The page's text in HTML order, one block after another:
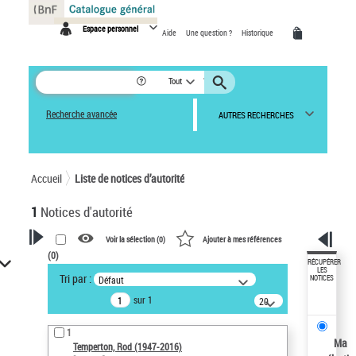
Espace personnel Aide Une question ? Historique
Tout
Recherche avancée AUTRES RECHERCHES
Accueil Liste de notices d’autorité
1 Notices d'autorité
VOTRE RECHERCHE
Recherche avancée dans les
notices d’autorité
Œuvres liées à l'auteur :
Temperton, Rod (1947-2016)
Voir la sélection (0) Ajouter à mes références
(0)
Tri par : Défaut
sur 1
20
résultats/page
1
Temperton, Rod (1947-2016)
RÉCUPÉRER
LES
NOTICES
Ma
Panneau de gestion des cookies